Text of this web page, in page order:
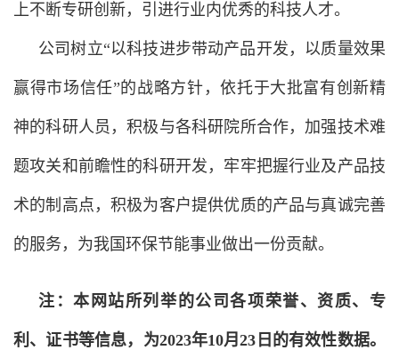
上不断专研创新，引进行业内优秀的科技人才。
公司树立“以科技进步带动产品开发，以质量效果
赢得市场信任”的战略方针，依托于大批富有创新精
神的科研人员，积极与各科研院所合作，加强技术难
题攻关和前瞻性的科研开发，牢牢把握行业及产品技
术的制高点，积极为客户提供优质的产品与真诚完善
的服务，为我国环保节能事业做出一份贡献。
注：本网站所列举的公司各项荣誉、资质、专
利、证书等信息，为2023年10月23日的有效性数据。